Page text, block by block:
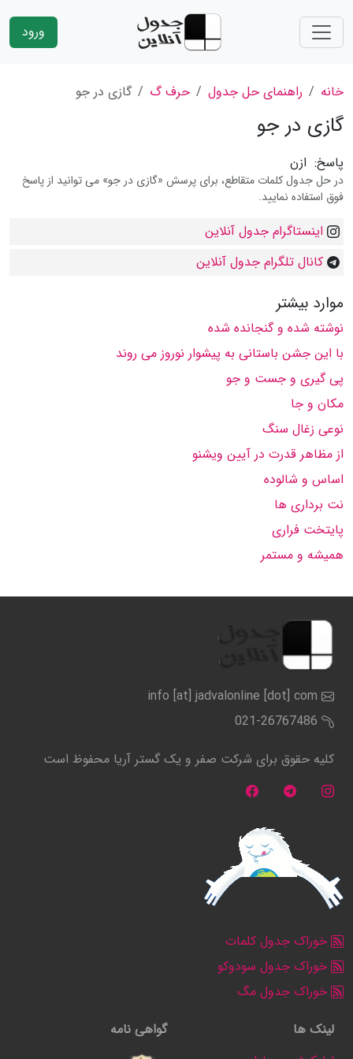
ورود
خانه راهنمای حل جدول حرف گ گازی در جو
گازی در جو
پاسخ: ازن
در حل جدول کلمات متقاطع، برای پرسش «گازی در جو» می توانید از پاسخ
فوق استفاده نمایید.
اینستاگرام جدول آنلاین
کانال تلگرام جدول آنلاین
موارد بیشتر
نوشته شده و گنجانده شده
با این جشن باستانی به پیشوار نوروز می روند
پی گیری و جست و جو
مكان و جا
نوعی زغال سنگ
از مظاهر قدرت در آیین ویشنو
اساس و شالوده
نت برداری ها
پایتخت فراری
همیشه و مستمر
info [at] jadvalonline [dot] com
021-26767486
کلیه حقوق برای شرکت صفر و یک گستر آریا محفوظ است
خوراک جدول کلمات
خوراک جدول سودوکو
خوراک جدول مگ
لینک ها
گواهی نامه